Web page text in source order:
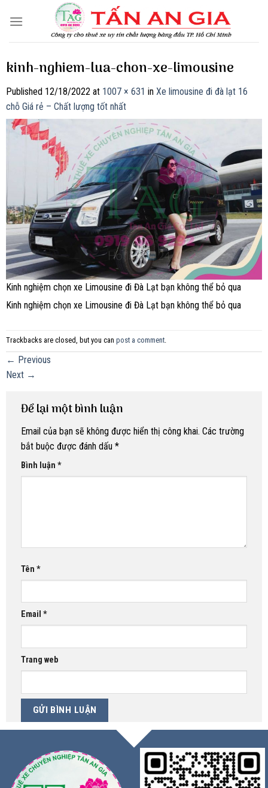
kinh-nghiem-lua-chon-xe-limousine
Published 12/18/2022 at 1007 × 631 in Xe limousine đi đà lạt 16
chỗ Giá rẻ – Chất lượng tốt nhất
Kinh nghiệm chọn xe Limousine đi Đà Lạt bạn không thể bỏ qua
Kinh nghiệm chọn xe Limousine đi Đà Lạt bạn không thể bỏ qua
Trackbacks are closed, but you can post a comment.
← Previous
Next →
Để lại một bình luận
Email của bạn sẽ không được hiển thị công khai. Các trường
bắt buộc được đánh dấu *
Bình luận *
Tên *
Email *
Trang web